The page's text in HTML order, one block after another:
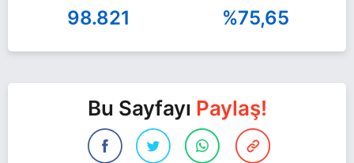
98.821 %75,65
Bu Sayfayı Paylaş!